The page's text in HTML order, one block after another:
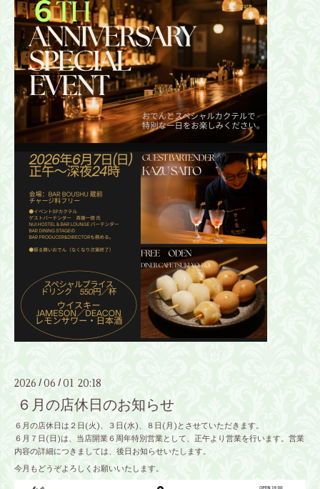
2026 / 06 /01 20:18
６月の店休日のお知らせ
６月の店休日は２日(火)、３日(水)、８日(月)とさせていただきます。
６月７日(日)は、当店開業６周年特別営業として、正午より営業を行います。営業
内容の詳細につきましては、後日お知らせいたします。
今月もどうぞよろしくお願いいたします。